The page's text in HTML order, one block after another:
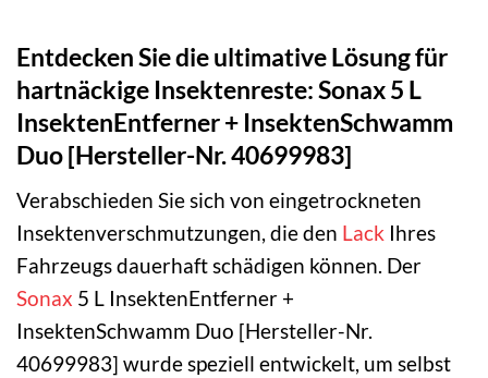
Entdecken Sie die ultimative Lösung für
hartnäckige Insektenreste: Sonax 5 L
InsektenEntferner + InsektenSchwamm
Duo [Hersteller-Nr. 40699983]
Verabschieden Sie sich von eingetrockneten
Insektenverschmutzungen, die den Lack Ihres
Fahrzeugs dauerhaft schädigen können. Der
Sonax 5 L InsektenEntferner +
InsektenSchwamm Duo [Hersteller-Nr.
40699983] wurde speziell entwickelt, um selbst